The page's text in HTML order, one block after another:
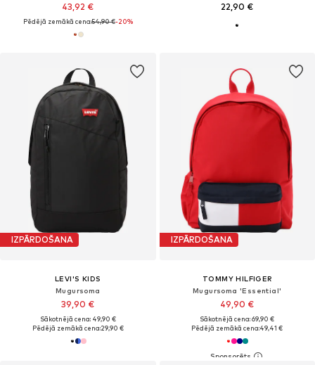
43,92 €
Pēdējā zemākā cena:54,90 €-20%
22,90 €
IZPĀRDOŠANA
LEVI'S KIDS
Mugursoma
39,90 €
Sākotnējā cena: 49,90 €
Pēdējā zemākā cena:29,90 €
IZPĀRDOŠANA
TOMMY HILFIGER
Mugursoma 'Essential'
49,90 €
Sākotnējā cena: 69,90 €
Pēdējā zemākā cena:49,41 €